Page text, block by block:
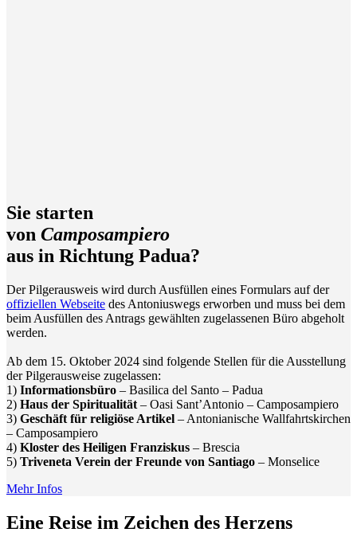
Sie starten
von Camposampiero
aus in Richtung Padua?
Der Pilgerausweis wird durch Ausfüllen eines Formulars auf der
offiziellen Webseite des Antoniuswegs erworben und muss bei dem
beim Ausfüllen des Antrags gewählten zugelassenen Büro abgeholt
werden.
Ab dem 15. Oktober 2024 sind folgende Stellen für die Ausstellung
der Pilgerausweise zugelassen:
1) Informationsbüro – Basilica del Santo – Padua
2) Haus der Spiritualität – Oasi Sant’Antonio – Camposampiero
3) Geschäft für religiöse Artikel – Antonianische Wallfahrtskirchen
– Camposampiero
4) Kloster des Heiligen Franziskus – Brescia
5) Triveneta Verein der Freunde von Santiago – Monselice
Mehr Infos
Eine Reise im Zeichen des Herzens